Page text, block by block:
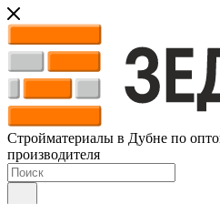
Стройматериалы в Дубне по
производителя